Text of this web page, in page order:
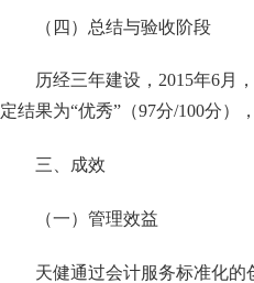
（四）总结与验收阶段
历经三年建设， 2015年6月
定结果为“优秀”（97分/100分）
三、成效
（一）管理效益
天健通过会计服务标准化